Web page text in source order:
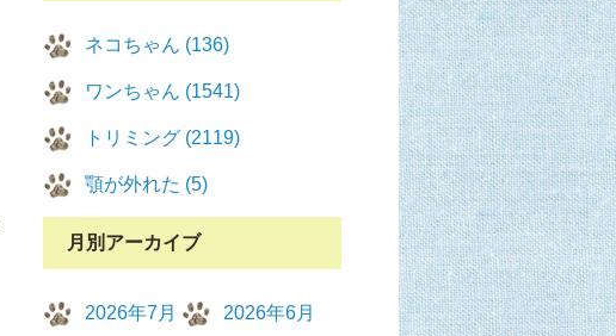
ネコちゃん (136)
ワンちゃん (1541)
トリミング (2119)
顎が外れた (5)
月別アーカイブ
2026年7月 2026年6月